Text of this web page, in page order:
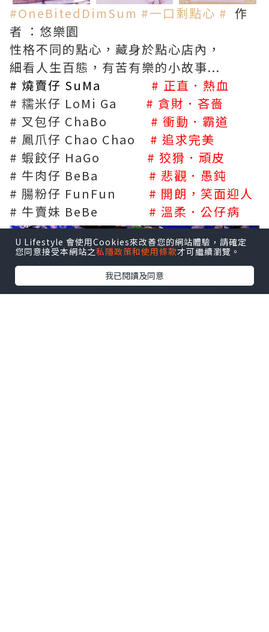
‪#‎OneBitedDimSum‬ ‪#‎一口剩點心‬ ‪# 作
者 ：悠樂園
性格不同的點心，藏身於點心店內，
細看人生百態，有苦有樂的小故事...
# 燒賣仔 SuMa # 正直．熱血
# 糯米仔 LoMi Ga # 貪財．吝嗇
# 叉包仔 ChaBo
# 衝動．霸道
# 鳳爪仔 Chao Chao # 追求完美
# 蝦餃仔 HaGo # 狡猾．頑皮
# 牛肉仔 BeBa # 悲觀．愚鈍
# 腸粉仔 FunFun # 開朗，笑面迎人
# 牛賣妹 BeBe # 溫柔．公仔病
U Lifestyle 會使用Cookies來改善您的網站體驗，請確定
您同意接受本網站之私隱政策和使用條款才可繼續瀏覽。
我已閱讀及同意